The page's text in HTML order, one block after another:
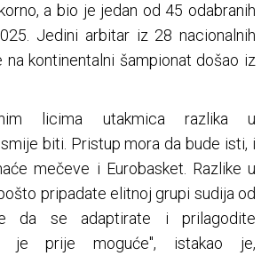
a bio je jedan od 45 odabranih
Jedini arbitar iz 28 nacionalnih
na kontinentalni šampionat došao iz
licima utakmica razlika u
biti. Pristup mora da bude isti, i
mečeve i Eurobasket. Razlike u
pripadate elitnoj grupi sudija od
da se adaptirate i prilagodite
je prije moguće", istakao je,